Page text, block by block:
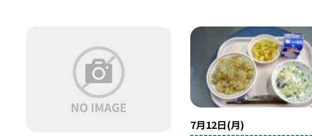
7月12日(月)